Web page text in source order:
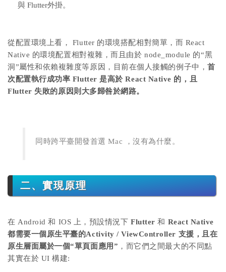
與 Flutter外掛。
從配置環境上看， Flutter 的環境搭配相對簡單，而 React
Native 的環境配置相對複雜，而且由於 node_module 的“黑
洞”屬性和依賴複雜度等原因，目前在個人接觸的例子中，首
次配置執行成功率 Flutter 是高於 React Native 的，且
Flutter 失敗的原因則大多歸咎於網路。
同時跨平臺開發首選 Mac ，沒有為什麼。
二、實現原理
在 Android 和 IOS 上，預設情況下Flutter 和 React Native
都需要一個原生平臺的Activity / ViewController 支援，且在
原生層面屬於一個“單頁面應用” ，而它們之間最大的不同點
其實在於 UI 構建: